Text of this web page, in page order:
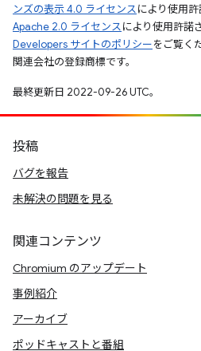
ンズの表示 4.0 ライセンスにより使用
Apache 2.0 ライセンスにより使用許諾
Developers サイトのポリシーをご覧く
関連会社の登録商標です。
最終更新日 2022-09-26 UTC。
投稿
バグを報告
未解決の問題を見る
関連コンテンツ
Chromium のアップデート
事例紹介
アーカイブ
ポッドキャストと番組